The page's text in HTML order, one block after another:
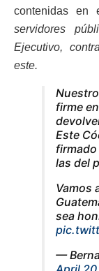
contenidas en
servidores
Ejecutivo,
este.
firme
Este
las del
Vamos
sea
—